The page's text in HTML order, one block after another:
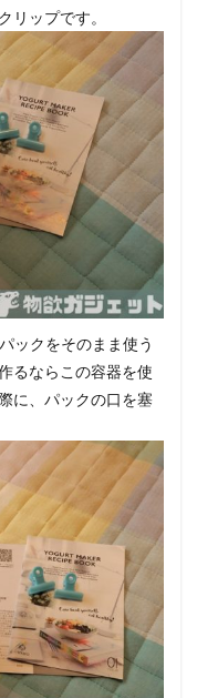
リップです。
ックをそのまま使う
るならこの容器を使
に、パックの口を塞